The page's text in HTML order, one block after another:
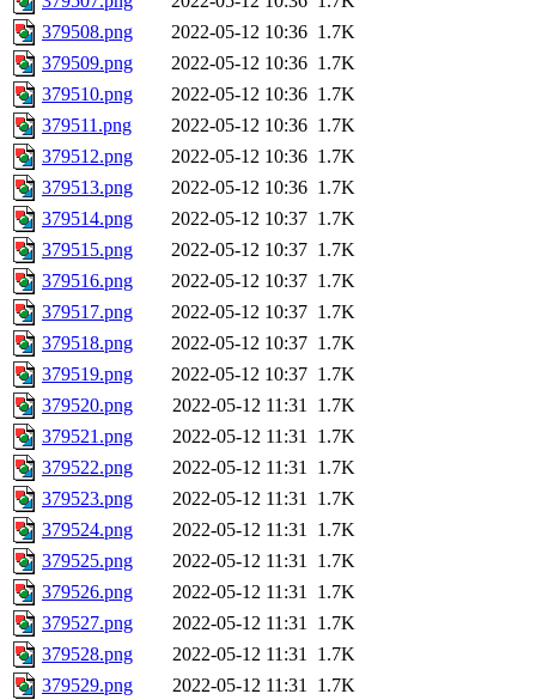
379508.png
2022-05-12 10:36 1.7K
379509.png
2022-05-12 10:36 1.7K
379510.png
2022-05-12 10:36 1.7K
379511.png
2022-05-12 10:36 1.7K
379512.png
2022-05-12 10:36 1.7K
379513.png
2022-05-12 10:36 1.7K
379514.png
2022-05-12 10:37 1.7K
379515.png
2022-05-12 10:37 1.7K
379516.png
2022-05-12 10:37 1.7K
379517.png
2022-05-12 10:37 1.7K
379518.png
2022-05-12 10:37 1.7K
379519.png
2022-05-12 10:37 1.7K
379520.png
2022-05-12 11:31 1.7K
379521.png
2022-05-12 11:31 1.7K
379522.png
2022-05-12 11:31 1.7K
379523.png
2022-05-12 11:31 1.7K
379524.png
2022-05-12 11:31 1.7K
379525.png
2022-05-12 11:31 1.7K
379526.png
2022-05-12 11:31 1.7K
379527.png
2022-05-12 11:31 1.7K
379528.png
2022-05-12 11:31 1.7K
379529.png
2022-05-12 11:31 1.7K